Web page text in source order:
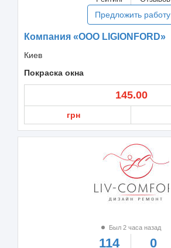
Предложить работу
Компания «ООО LIGIONFORD»
Киев
Покраска окна
145.00
грн
Был 2 часа назад
114 0